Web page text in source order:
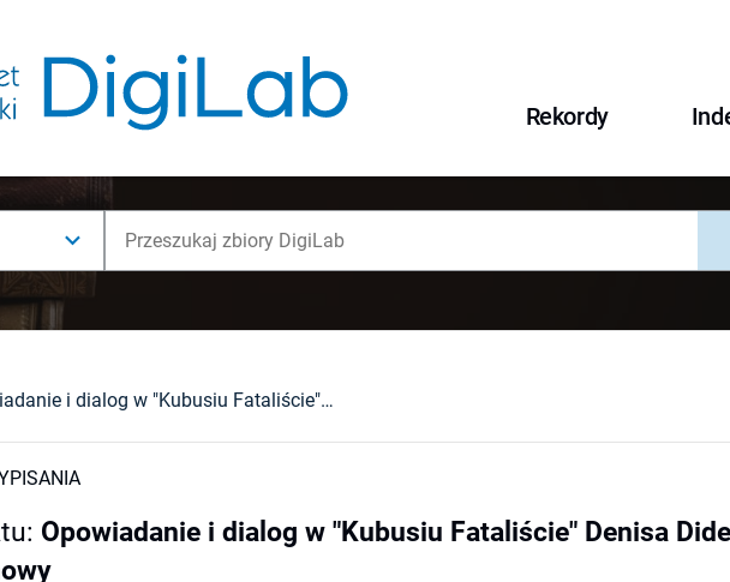
Rekordy
Opowiadanie i dialog w "Kubusiu Fataliście" Denisa Diderota : czyli uwagi o odmianach powieściowej mowy
: Opowiadanie i dialog w "Kubusiu Fataliście" Denisa